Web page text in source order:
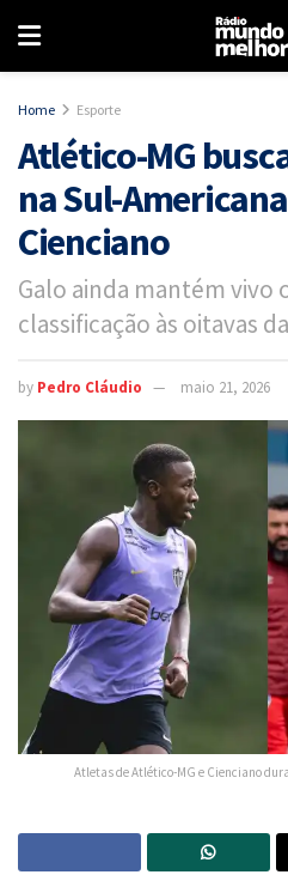
Home Esporte
Atlético-MG
na Sul-
Cienciano
Galo ainda mantém vivo
classificação às oitavas
by Pedro Cláudio maio 21, 2026
Atletas de Atlético-MG e Cienciano